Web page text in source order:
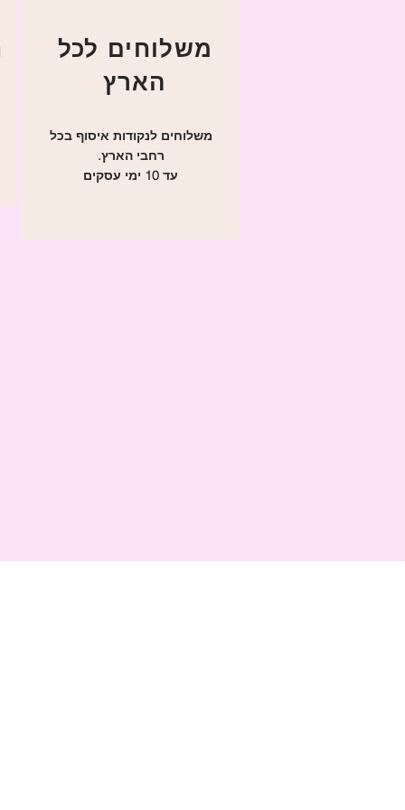
משלוחים לכל
הארץ
משלוחים לנקודות איסוף בכל
רחבי הארץ.
עד 10 ימי עסקים